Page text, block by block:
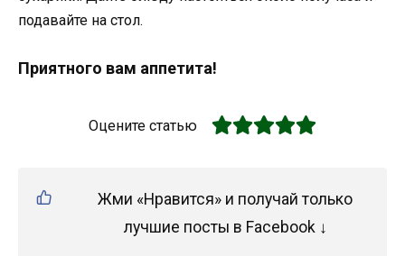
подавайте на стол.
Приятного вам аппетита!
Оцените статью
Жми «Нравится» и получай только
лучшие посты в Facebook ↓